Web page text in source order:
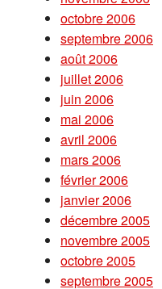
octobre 2006
septembre 2006
août 2006
juillet 2006
juin 2006
mai 2006
avril 2006
mars 2006
février 2006
janvier 2006
décembre 2005
novembre 2005
octobre 2005
septembre 2005